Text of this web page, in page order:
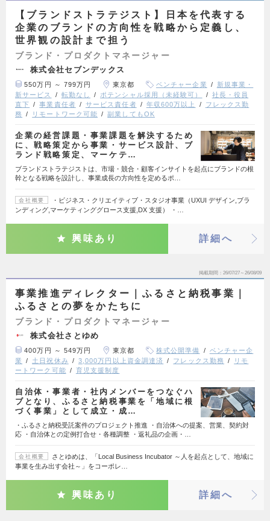
【ブランドストラテジスト】日本を代表する
企業のブランドの方向性を戦略から定義し、
世界観の設計まで担う
ブランド・プロダクトマネージャー
株式会社セブンデックス
550万円 ～ 799万円 東京都 ベンチャー企業
新規事業・
新サービス
転勤なし ポテンシャル採用（未経験可）
社長・役員
直下
事業責任者 サービス責任者 年収600万以上
フレックス勤
務
リモートワーク可能 副業してもOK
企業の経営課題・事業課題を解決するため
に、戦略策定から事業・サービス設計、ブ
ランド戦略策定、マーケテ…
ブランドストラテジストは、市場・競合・顧客インサイトを起点にブランドの根
幹となる戦略を設計し、事業成長の方向性を定めるポ…
会社概要
・ビジネス・クリエイティブ・スタジオ事業（UXUI デザイン,ブラ
ンディング,マーケティンググロース支援,DX 支援） ・…
興味あり 詳細へ
掲載期間 26/07/27～26/08/09
事業推進ディレクター｜ふるさと納税事業｜
ふるさとの夢をかたちに
ブランド・プロダクトマネージャー
株式会社さとゆめ
400万円 ～ 549万円 東京都 株式公開準備
ベンチャー企
業
土日祝休み 3,000万円以上資金調達済 フレックス勤務
リモ
ートワーク可能
育児支援制度
自治体・事業者・社内メンバーをつなぐハ
ブとなり、ふるさと納税事業を「地域に根
づく事業」として成立・成…
・ふるさと納税受託案件のプロジェクト推進 ・自治体への提案、営業、契約対
応 ・自治体との定例打合せ・各種調整 ・返礼品の企画・…
会社概要
さとゆめは、「Local Business Incubator ～人を起点として、地域に
事業を生み出す会社～」をコーポレ…
興味あり 詳細へ